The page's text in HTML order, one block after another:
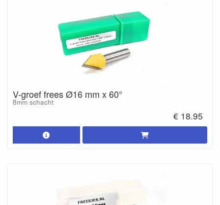
V-groef frees Ø16 mm x 60°
8mm schacht
€ 18.95